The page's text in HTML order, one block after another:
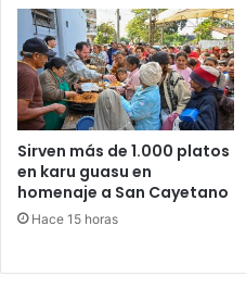
Sirven más de 1.000 platos
en karu guasu en
homenaje a San Cayetano
Hace 15 horas